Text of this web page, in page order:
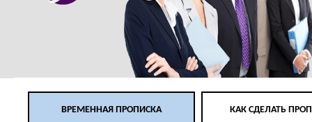
ВРЕМЕННАЯ ПРОПИСКА КАК СДЕЛАТЬ